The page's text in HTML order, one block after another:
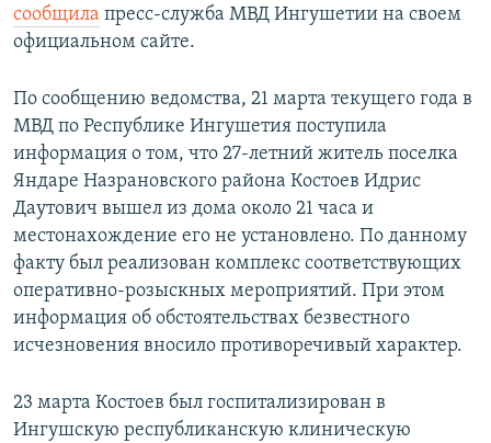
сообщила пресс-служба МВД Ингушетии на своем
официальном сайте.
По сообщению ведомства, 21 марта текущего года в
МВД по Республике Ингушетия поступила
информация о том, что 27-летний житель поселка
Яндаре Назрановского района Костоев Идрис
Даутович вышел из дома около 21 часа и
местонахождение его не установлено. По данному
факту был реализован комплекс соответствующих
оперативно-розыскных мероприятий. При этом
информация об обстоятельствах безвестного
исчезновения вносило противоречивый характер.
23 марта Костоев был госпитализирован в
Ингушскую республиканскую клиническую